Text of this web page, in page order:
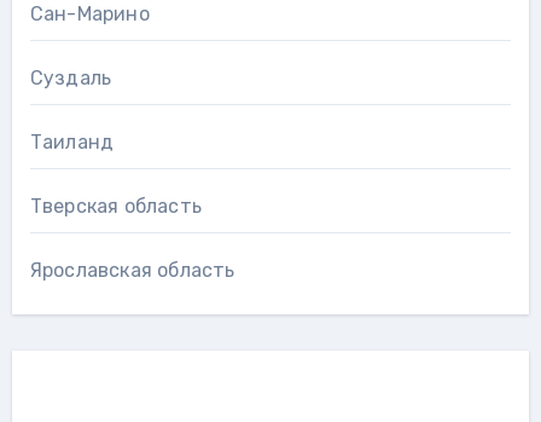
Сан-Марино
Суздаль
Таиланд
Тверская область
Ярославская область